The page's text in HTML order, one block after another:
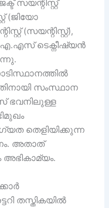
സയന്റിസ്റ്റ്
(ജിയോ
(സയന്റിസ്റ്റ്),
ടെക്നീഷ്യൻ
സംസ്ഥാന
ഭവനിലുള്ള
തെളിയിക്കുന്ന
അതാത്
അഭികാമ്യം.
തസ്തികയിൽ